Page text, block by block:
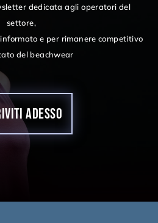
dedicata agli operatori del
settore,
e per rimanere competitivo
del beachwear
ADESSO